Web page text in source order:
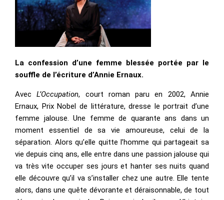
La confession d’une femme blessée portée par le
souffle de l’écriture d’Annie Ernaux.
AvecL’Occupation, court roman paru en 2002, Annie
Ernaux, Prix Nobel de littérature, dresse le portrait d’une
femme jalouse. Une femme de quarante ans dans un
moment essentiel de sa vie amoureuse, celui de la
séparation. Alors qu’elle quitte l’homme qui partageait sa
vie depuis cinq ans, elle entre dans une passion jalouse qui
va très vite occuper ses jours et hanter ses nuits quand
elle découvre qu’il va s’installer chez une autre. Elle tente
alors, dans une quête dévorante et déraisonnable, de tout